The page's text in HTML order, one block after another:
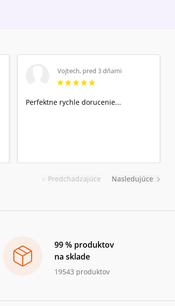
Predchadzajúce
Vojtech, pred 3 dňami
Perfektne rychle dorucenie...
Nasledujúce
99 % produktov
na sklade
19543 produktov